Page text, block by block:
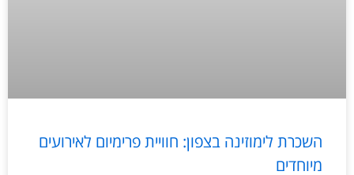
השכרת לימוזינה בצפון: חוויית פרימיום לאירועים
מיוחדים